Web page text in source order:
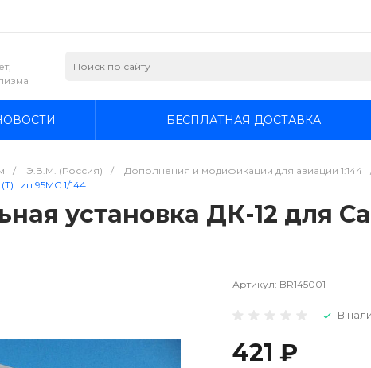
БЕСПЛАТНАЯ ДОСТАВКА
/ Э.В.М. (Россия) / Дополнения и модификации для авиации 1:144
тип 95МС 1/144
установка ДК-12 для
Артикул: BR145001
В
421 ₽